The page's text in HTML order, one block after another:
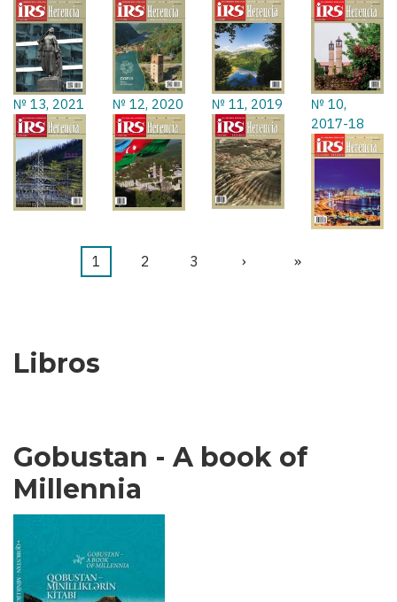
№ 13, 2021 № 12, 2020 № 11, 2019
№ 10,
2017-18
Paginación
Página
1 Página
2 Página
3
Siguiente
›
Última
»
Libros
Gobustan - A book of
Millennia